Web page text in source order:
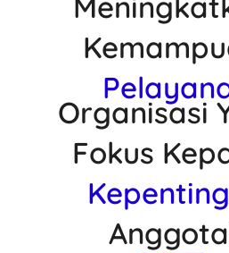
Organisasi
Fokus